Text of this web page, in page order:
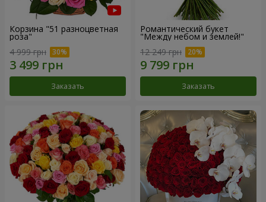
Корзина "51 разноцветная
роза"
4 999 грн
Заказать
Романтический букет
"Между небом и землей!"
12 249 грн
Заказать